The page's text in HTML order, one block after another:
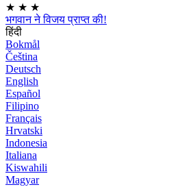
★ ★ ★
भगवान ने विजय प्राप्त की!
हिंदी
Bokmål
Čeština
Deutsch
English
Español
Filipino
Français
Hrvatski
Indonesia
Italiana
Kiswahili
Magyar